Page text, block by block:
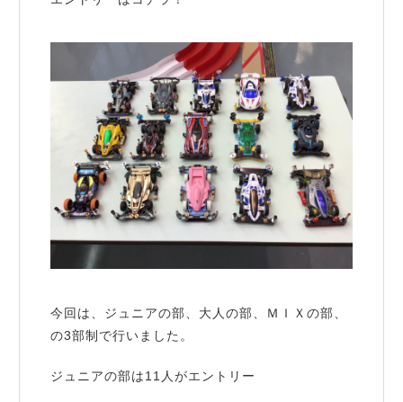
今回は、ジュニアの部、大人の部、ＭＩＸの部、
の3部制で行いました。
ジュニアの部は11人がエントリー